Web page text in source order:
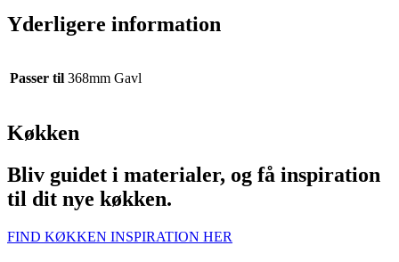
Yderligere information
Passer til 368mm Gavl
Køkken
Bliv guidet i materialer, og få inspiration
til dit nye køkken.
FIND KØKKEN INSPIRATION HER